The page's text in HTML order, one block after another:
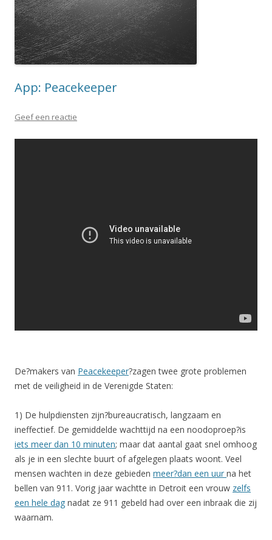
App: Peacekeeper
Geef een reactie
De?makers van Peacekeeper?zagen twee grote problemen
met de veiligheid in de Verenigde Staten:
1) De hulpdiensten zijn?bureaucratisch, langzaam en
ineffectief. De gemiddelde wachttijd na een noodoproep?is
iets meer dan 10 minuten; maar dat aantal gaat snel omhoog
als je in een slechte buurt of afgelegen plaats woont. Veel
mensen wachten in deze gebieden meer?dan een uur na het
bellen van 911. Vorig jaar wachtte in Detroit een vrouw zelfs
een hele dag nadat ze 911 gebeld had over een inbraak die zij
waarnam.